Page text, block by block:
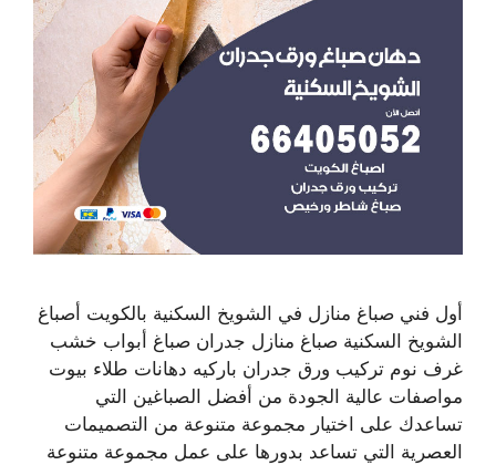
أول فني صباغ منازل في الشويخ السكنية بالكويت أصباغ
الشويخ السكنية صباغ منازل جدران صباغ أبواب خشب
غرف نوم تركيب ورق جدران باركيه دهانات طلاء بيوت
مواصفات عالية الجودة من أفضل الصباغين التي
تساعدك على اختيار مجموعة متنوعة من التصميمات
العصرية التي تساعد بدورها على عمل مجموعة متنوعة